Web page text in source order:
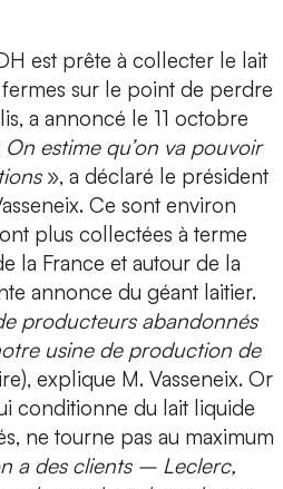
est prête à collecter le lait
sur le point de perdre
a annoncé le 11 octobre
On estime qu’on va pouvoir
», a déclaré le président
Ce sont environ
plus collectées à terme
la France et autour de la
annonce du géant laitier.
producteurs abandonnés
usine de production de
explique M. Vasseneix. Or
conditionne du lait liquide
ne tourne pas au maximum
a des clients – Leclerc,